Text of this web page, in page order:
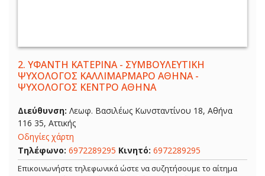
2. ΥΦΑΝΤΗ ΚΑΤΕΡΙΝΑ - ΣΥΜΒΟΥΛΕΥΤΙΚΗ
ΨΥΧΟΛΟΓΟΣ ΚΑΛΛΙΜΑΡΜΑΡΟ ΑΘΗΝΑ -
ΨΥΧΟΛΟΓΟΣ ΚΕΝΤΡΟ ΑΘΗΝΑ
Διεύθυνση: Λεωφ. Βασιλέως Κωνσταντίνου 18, Αθήνα
116 35, Αττικής
Οδηγίες χάρτη
Τηλέφωνο: 6972289295 Κινητό: 6972289295
Επικοινωνήστε τηλεφωνικά ώστε να συζητήσουμε το αίτημα